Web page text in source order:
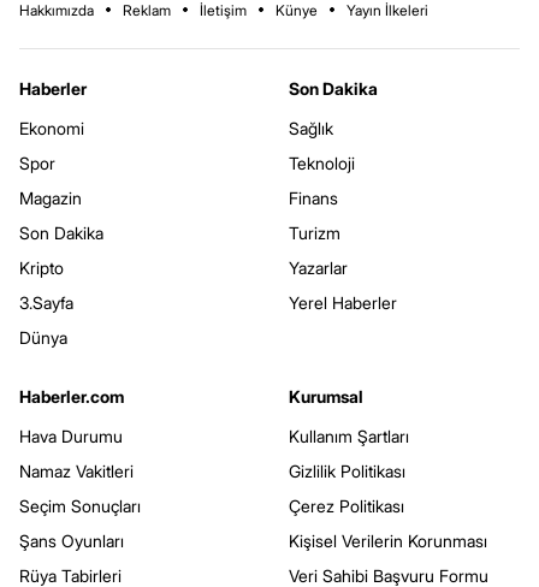
Hakkımızda Reklam İletişim Künye Yayın İlkeleri
Haberler
Ekonomi
Spor
Magazin
Son Dakika
Kripto
3.Sayfa
Dünya
Son Dakika
Sağlık
Teknoloji
Finans
Turizm
Yazarlar
Yerel Haberler
Haberler.com
Hava Durumu
Namaz Vakitleri
Seçim Sonuçları
Şans Oyunları
Rüya Tabirleri
Kurumsal
Kullanım Şartları
Gizlilik Politikası
Çerez Politikası
Kişisel Verilerin Korunması
Veri Sahibi Başvuru Formu